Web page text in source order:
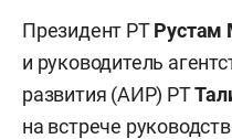
Президент РТРустам
и руководитель
развития (АИР) РТ
на встрече